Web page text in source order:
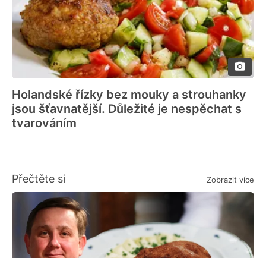
Holandské řízky bez mouky a strouhanky
jsou šťavnatější. Důležité je nespěchat s
tvarováním
Přečtěte si Zobrazit více